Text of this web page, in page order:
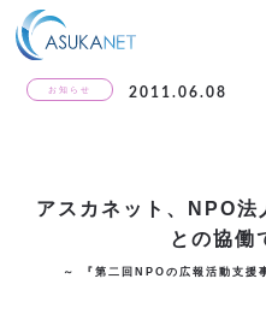
お知らせ 2011.06.08
アスカネット、NPO
との協働
～ 『第二回NPOの広報活動支援